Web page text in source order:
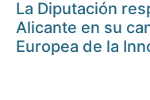
La Diputación
Alicante en su
Europea de la